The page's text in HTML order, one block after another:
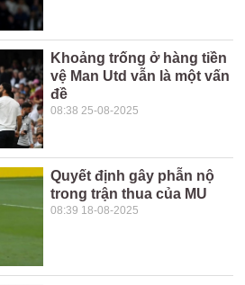
Khoảng trống ở hàng tiền
vệ Man Utd vẫn là một vấn
đề
08:38 25-08-2025
Quyết định gây phẫn nộ
trong trận thua của MU
08:39 18-08-2025